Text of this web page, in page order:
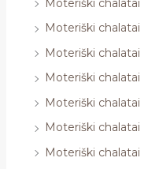
Moteriški chalatai
Moteriški chalatai
Moteriški chalatai
Moteriški chalatai
Moteriški chalatai
Moteriški chalatai
Moteriški chalatai